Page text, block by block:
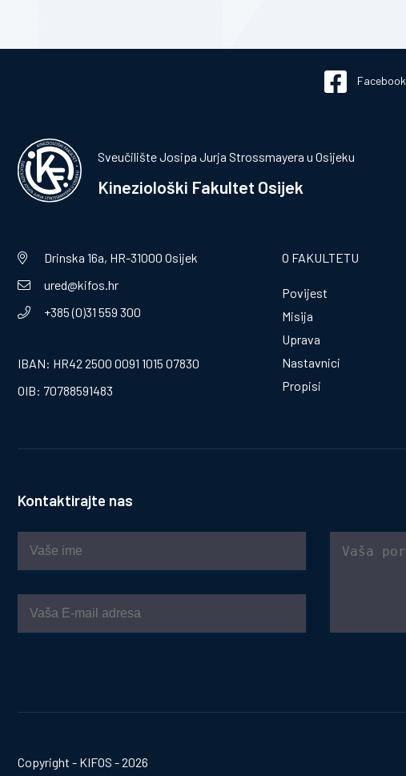
Facebook
Sveučilište Josipa Jurja Strossmayera u Osijeku
Kineziološki Fakultet Osijek
Drinska 16a, HR-31000 Osijek
ured@kifos.hr
+385 (0)31 559 300
IBAN: HR42 2500 0091 1015 07830
OIB: 70788591483
O FAKULTETU
Povijest
Misija
Uprava
Nastavnici
Propisi
Kontaktirajte nas
Copyright - KIFOS - 2026